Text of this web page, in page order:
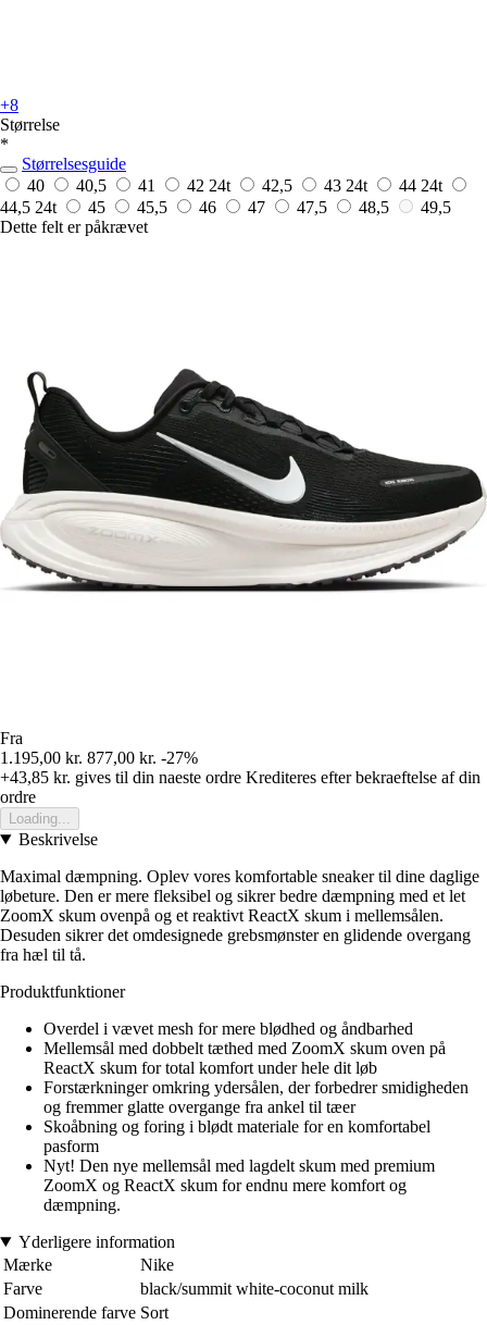
+8
Størrelse
*
Størrelsesguide
40
40,5 41 42 24t 42,5 43 24t 44 24t
44,5 24t 45 45,5 46 47 47,5 48,5
49,5
Dette felt er påkrævet
Fra
1.195,00 kr. 877,00 kr. -27%
+43,85 kr. gives til din naeste ordre Krediteres efter bekraeftelse af din
ordre
Loading...
Beskrivelse
Maximal dæmpning. Oplev vores komfortable sneaker til dine daglige
løbeture. Den er mere fleksibel og sikrer bedre dæmpning med et let
ZoomX skum ovenpå og et reaktivt ReactX skum i mellemsålen.
Desuden sikrer det omdesignede grebsmønster en glidende overgang
fra hæl til tå.
Produktfunktioner
Overdel i vævet mesh for mere blødhed og åndbarhed
Mellemsål med dobbelt tæthed med ZoomX skum oven på
ReactX skum for total komfort under hele dit løb
Forstærkninger omkring ydersålen, der forbedrer smidigheden
og fremmer glatte overgange fra ankel til tæer
Skoåbning og foring i blødt materiale for en komfortabel
pasform
Nyt! Den nye mellemsål med lagdelt skum med premium
ZoomX og ReactX skum for endnu mere komfort og
dæmpning.
Yderligere information
Mærke
Nike
Farve
black/summit white-coconut milk
Dominerende farve Sort